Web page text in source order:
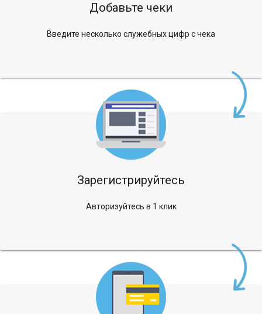
Добавьте чеки
Введите несколько служебных цифр с чека
Зарегистрируйтесь
Авторизуйтесь в 1 клик